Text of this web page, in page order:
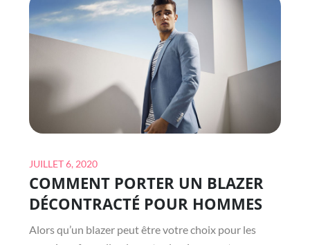
Posted
on
JUILLET 6, 2020
COMMENT PORTER UN BLAZER
DÉCONTRACTÉ POUR HOMMES
Alors qu’un blazer peut être votre choix pour les